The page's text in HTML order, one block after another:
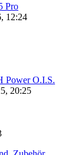
Pro
12:24
Power O.I.S.
20:25